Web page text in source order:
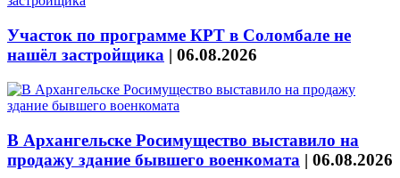
Участок по программе КРТ в Соломбале не
нашёл застройщика | 06.08.2026
В Архангельске Росимущество выставило на
продажу здание бывшего военкомата | 06.08.2026